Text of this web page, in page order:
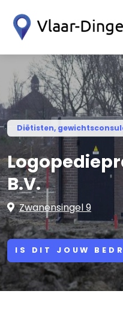
Diëtisten,
B.V.
Zwanensingel 9
IS DIT JOUW